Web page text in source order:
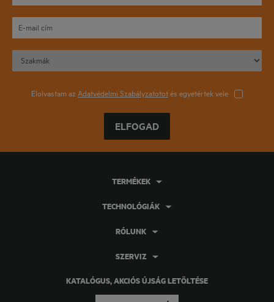
Elolvastam az Adatvédelmi Szabályzatototés egyetértek vele
ELFOGAD
KATALÓGUS, AKCIÓS ÚJSÁG LETÖLTÉSE
TERMÉKEK
TECHNOLÓGIÁK
RÓLUNK
SZERVIZ